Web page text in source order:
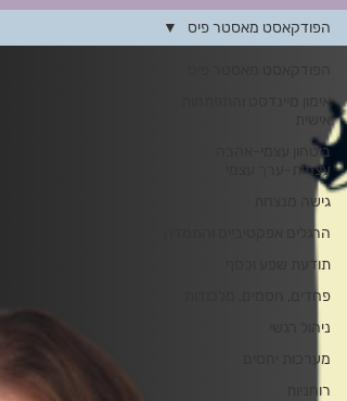
אימון מיינדסט והתפתחות
ביטחון עצמי-אהבה
עצמית-ערך עצמי
גישה מנצחת
הרגלים אפקטיביים והתמדה
תודעת שפע וכסף
פחדים, חסמים, מלכודות
ניהול רגשי
מערכות יחסים
רוחניות
הפודקאסט מאסטר פיס